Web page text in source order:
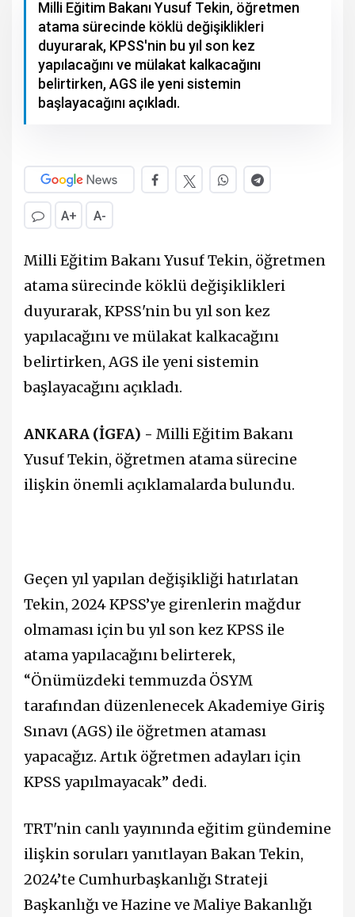
Milli Eğitim Bakanı Yusuf Tekin, öğretmen
atama sürecinde köklü değişiklikleri
duyurarak, KPSS'nin bu yıl son kez
yapılacağını ve mülakat kalkacağını
belirtirken, AGS ile yeni sistemin
başlayacağını açıkladı.
A+ A-
Milli Eğitim Bakanı Yusuf Tekin, öğretmen
atama sürecinde köklü değişiklikleri
duyurarak, KPSS'nin bu yıl son kez
yapılacağını ve mülakat kalkacağını
belirtirken, AGS ile yeni sistemin
başlayacağını açıkladı.
ANKARA (İGFA) - Milli Eğitim Bakanı
Yusuf Tekin, öğretmen atama sürecine
ilişkin önemli açıklamalarda bulundu.
Geçen yıl yapılan değişikliği hatırlatan
Tekin, 2024 KPSS’ye girenlerin mağdur
olmaması için bu yıl son kez KPSS ile
atama yapılacağını belirterek,
“Önümüzdeki temmuzda ÖSYM
tarafından düzenlenecek Akademiye Giriş
Sınavı (AGS) ile öğretmen ataması
yapacağız. Artık öğretmen adayları için
KPSS yapılmayacak” dedi.
TRT'nin canlı yayınında eğitim gündemine
ilişkin soruları yanıtlayan Bakan Tekin,
2024’te Cumhurbaşkanlığı Strateji
Başkanlığı ve Hazine ve Maliye Bakanlığı